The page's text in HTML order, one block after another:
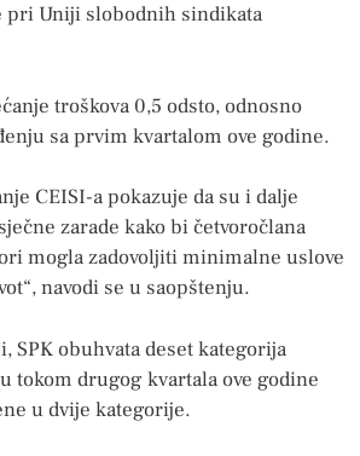
pri Uniji slobodnih sindikata
troškova 0,5 odsto, odnosno
sa prvim kvartalom ove godine.
CEISI-a pokazuje da su i dalje
zarade kako bi četvoročlana
mogla zadovoljiti minimalne uslove
navodi se u saopštenju.
SPK obuhvata deset kategorija
tokom drugog kvartala ove godine
u dvije kategorije.